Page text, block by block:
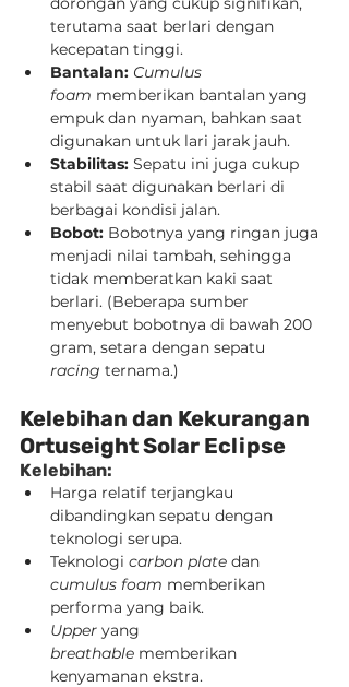
terutama saat berlari dengan
kecepatan tinggi.
Bantalan: Cumulus
foam memberikan bantalan yang
empuk dan nyaman, bahkan saat
digunakan untuk lari jarak jauh.
Stabilitas: Sepatu ini juga cukup
stabil saat digunakan berlari di
berbagai kondisi jalan.
Bobot: Bobotnya yang ringan juga
menjadi nilai tambah, sehingga
tidak memberatkan kaki saat
berlari. (Beberapa sumber
menyebut bobotnya di bawah 200
gram, setara dengan sepatu
racing ternama.)
Kelebihan dan Kekurangan
Ortuseight Solar Eclipse
Kelebihan:
Harga relatif terjangkau
dibandingkan sepatu dengan
teknologi serupa.
Teknologi carbon plate dan
cumulus foam memberikan
performa yang baik.
Upper yang
breathable memberikan
kenyamanan ekstra.